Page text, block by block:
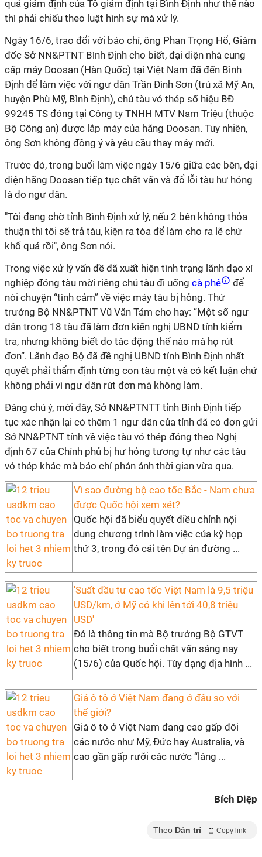
quả giám định của Tổ giám định tại Bình Định như thế nào
thì phải chiếu theo luật hình sự mà xử lý.
Ngày 16/6, trao đổi với báo chí, ông Phan Trọng Hổ, Giám
đốc Sở NN&PTNT Bình Định cho biết, đại diện nhà cung
cấp máy Doosan (Hàn Quốc) tại Việt Nam đã đến Bình
Định để làm việc với ngư dân Trần Đình Sơn (trú xã Mỹ An,
huyện Phù Mỹ, Bình Định), chủ tàu vỏ thép số hiệu BĐ
99245 TS đóng tại Công ty TNHH MTV Nam Triệu (thuộc
Bộ Công an) được lắp máy của hãng Doosan. Tuy nhiên,
ông Sơn không đồng ý và yêu cầu thay máy mới.
Trước đó, trong buổi làm việc ngày 15/6 giữa các bên, đại
diện hãng Doosan tiếp tục chất vấn và đổ lỗi tàu hư hỏng
là do ngư dân.
"Tôi đang chờ tỉnh Bình Định xử lý, nếu 2 bên không thỏa
thuận thì tôi sẽ trả tàu, kiện ra tòa để làm cho ra lẽ chứ
khổ quá rồi", ông Sơn nói.
Trong việc xử lý vấn đề đã xuất hiện tình trạng lãnh đạo xí
nghiệp đóng tàu mời riêng chủ tàu đi uống cà phê
để
nói chuyện “tình cảm” về việc máy tàu bị hỏng. Thứ
trưởng Bộ NN&PTNT Vũ Văn Tám cho hay: “Một số ngư
dân trong 18 tàu đã làm đơn kiến nghị UBND tỉnh kiểm
tra, nhưng không biết do tác động thế nào mà họ rút
đơn”. Lãnh đạo Bộ đã đề nghị UBND tỉnh Bình Định nhất
quyết phải thẩm định từng con tàu một và có kết luận chứ
không phải vì ngư dân rút đơn mà không làm.
Đáng chú ý, mới đây, Sở NN&PTNTT tỉnh Bình Định tiếp
tục xác nhận lại có thêm 1 ngư dân của tỉnh đã có đơn gửi
Sở NN&PTNT tỉnh về việc tàu vỏ thép đóng theo Nghị
định 67 của Chính phủ bị hư hỏng tương tự như các tàu
vỏ thép khác mà báo chí phản ánh thời gian vừa qua.
Vì sao đường bộ cao tốc Bắc - Nam chưa
được Quốc hội xem xét?
Quốc hội đã biểu quyết điều chỉnh nội
dung chương trình làm việc của kỳ họp
thứ 3, trong đó cái tên Dự án đường ...
'Suất đầu tư cao tốc Việt Nam là 9,5 triệu
USD/km, ở Mỹ có khi lên tới 40,8 triệu
USD'
Đó là thông tin mà Bộ trưởng Bộ GTVT
cho biết trong buổi chất vấn sáng nay
(15/6) của Quốc hội. Tùy dạng địa hình ...
Giá ô tô ở Việt Nam đang ở đâu so với
thế giới?
Giá ô tô ở Việt Nam đang cao gấp đôi
các nước như Mỹ, Đức hay Australia, và
cao gần gấp rưỡi các nước “láng ...
Bích Diệp
Theo Dân trí Copy link